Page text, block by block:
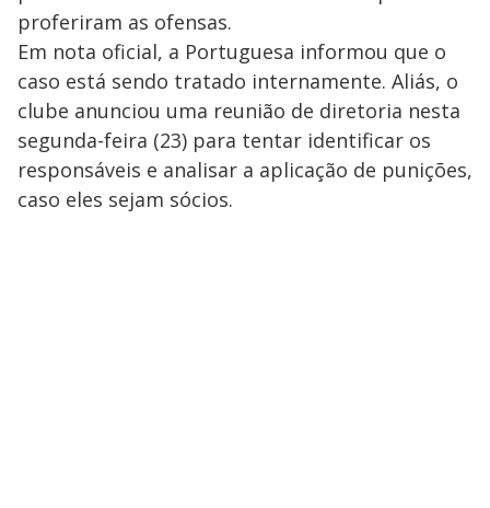
proferiram as ofensas.
Em nota oficial, a Portuguesa informou que o
caso está sendo tratado internamente. Aliás, o
clube anunciou uma reunião de diretoria nesta
segunda-feira (23) para tentar identificar os
responsáveis e analisar a aplicação de punições,
caso eles sejam sócios.